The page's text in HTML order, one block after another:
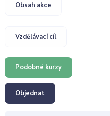
Obsah akce
Vzdělávací cíl
Podobné kurzy
Objednat